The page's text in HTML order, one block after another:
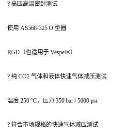
? 高压高温密封测试
使用 AS568-325 O 型圈
RGD（也适用于 Vespel®）
? 纯 CO2 气体和液体快速气体减压测试
温度 250 °C，压力 350 bar / 5000 psi
? 符合市场规格的快速气体减压测试